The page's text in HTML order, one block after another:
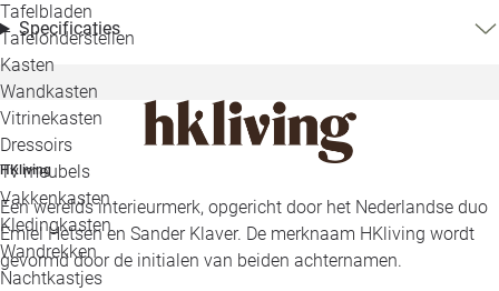
Tafelbladen
Tafelonderstellen
Kasten
Wandkasten
Vitrinekasten
Dressoirs
Tv meubels
Vakkenkasten
Kledingkasten
Wandrekken
Nachtkastjes
Alle
Specificaties
HKliving
Een werelds interieurmerk, opgericht door het Nederlandse duo
Emiel Hetsen en Sander Klaver. De merknaam HKliving wordt
gevormd door de initialen van beiden achternamen.